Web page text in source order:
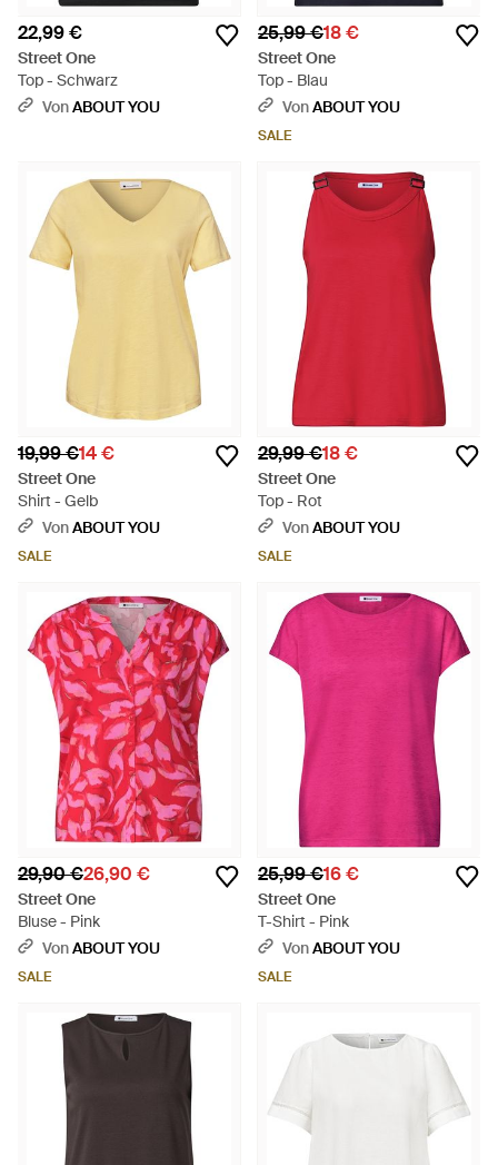
22,99 €
Street One
Top - Schwarz
VonABOUT YOU
25,99 €18 €
Street One
Top - Blau
VonABOUT YOU
SALE
19,99 €14 €
Street One
Shirt - Gelb
VonABOUT YOU
SALE
29,99 €18 €
Street One
Top - Rot
VonABOUT YOU
SALE
29,90 €26,90 €
Street One
Bluse - Pink
VonABOUT YOU
SALE
25,99 €16 €
Street One
T-Shirt - Pink
VonABOUT YOU
SALE